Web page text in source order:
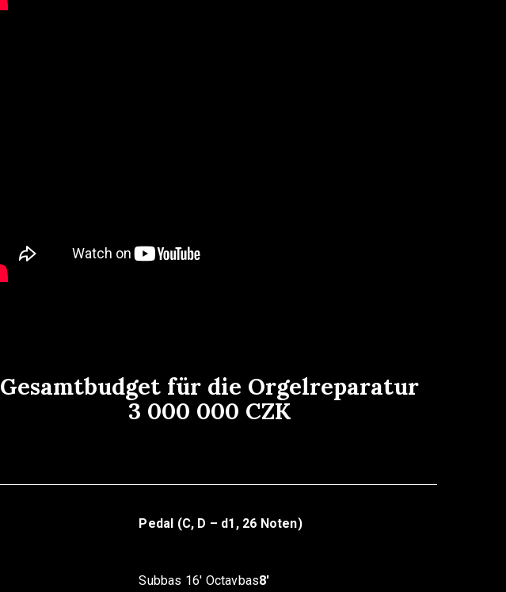
Gesamtbudget für die Orgelreparatur
3 000 000 CZK
Pedal (C, D – d1, 26 Noten)
Subbas 16′ Octavbas8′